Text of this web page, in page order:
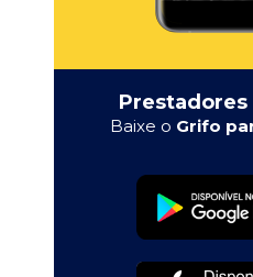
Prestadores
Baixe o Grifo